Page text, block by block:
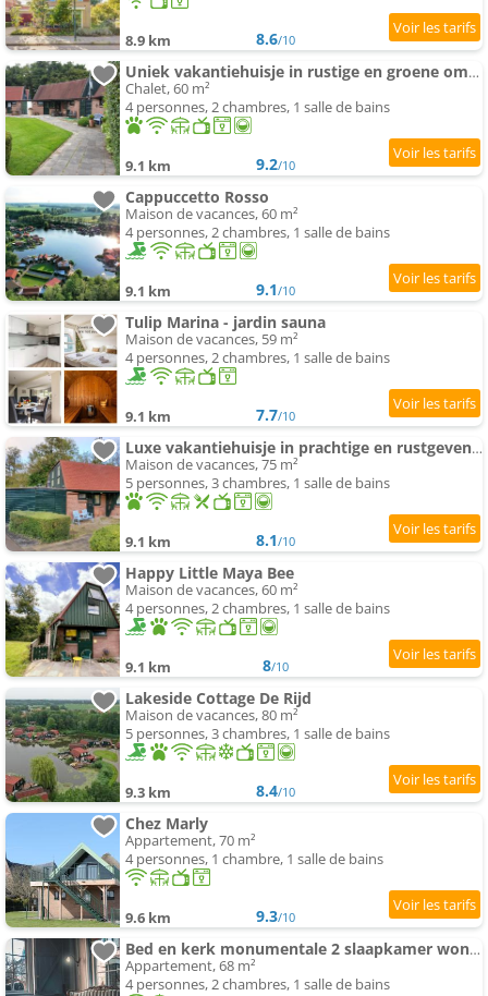
8.9 km 8.6/10
Uniek vakantiehuisje in rustige en groene omgeving
Chalet, 60 m²
4 personnes, 2 chambres, 1 salle de bains
9.1 km 9.2/10
Cappuccetto Rosso
Maison de vacances, 60 m²
4 personnes, 2 chambres, 1 salle de bains
9.1 km 9.1/10
Tulip Marina - jardin sauna
Maison de vacances, 59 m²
4 personnes, 2 chambres, 1 salle de bains
9.1 km 7.7/10
Luxe vakantiehuisje in prachtige en rustgevende omgeving
Maison de vacances, 75 m²
5 personnes, 3 chambres, 1 salle de bains
9.1 km 8.1/10
Happy Little Maya Bee
Maison de vacances, 60 m²
4 personnes, 2 chambres, 1 salle de bains
9.1 km 8/10
Lakeside Cottage De Rijd
Maison de vacances, 80 m²
5 personnes, 3 chambres, 1 salle de bains
9.3 km 8.4/10
Chez Marly
Appartement, 70 m²
4 personnes, 1 chambre, 1 salle de bains
9.6 km 9.3/10
Bed en kerk monumentale 2 slaapkamer woning
Appartement, 68 m²
4 personnes, 2 chambres, 1 salle de bains